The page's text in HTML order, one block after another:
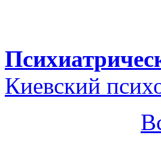
Киевский